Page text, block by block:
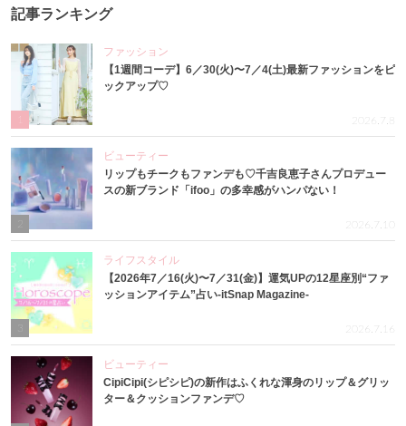
記事ランキング
ファッション
【1週間コーデ】6／30(火)〜7／4(土)最新ファッションをピ
ックアップ♡
2026.7.8
ビューティー
リップもチークもファンデも♡千吉良恵子さんプロデュー
スの新ブランド「ifoo」の多幸感がハンパない！
2026.7.10
3
ライフスタイル
【2026年7／16(火)〜7／31(金)】運気UPの12星座別“ファ
ッションアイテム”占い-itSnap Magazine-
2026.7.16
ビューティー
CipiCipi(シピシピ)の新作はふくれな渾身のリップ＆グリッ
ター＆クッションファンデ♡